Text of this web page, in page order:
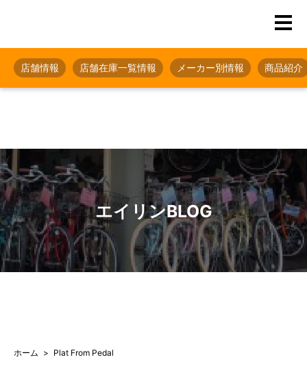
店舗情報 店舗在庫一覧情報 メーカー別情報 商品紹介
エイリンBLOG
ホーム Plat From Pedal